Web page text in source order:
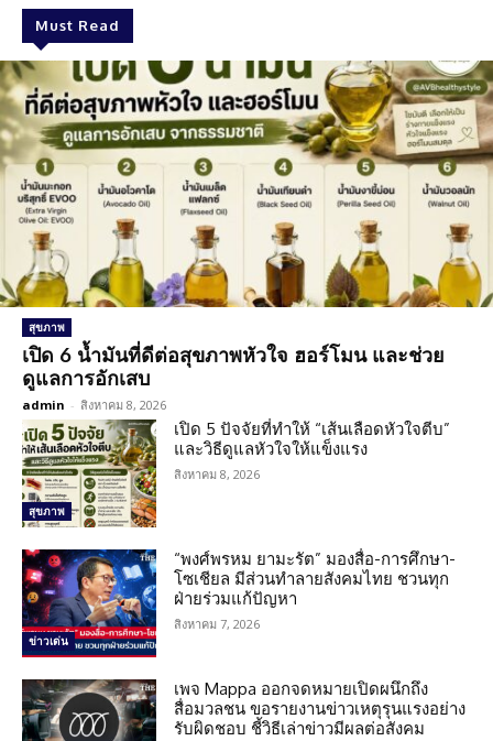
Must Read
สุขภาพ
เปิด 6 น้ำมันที่ดีต่อสุขภาพหัวใจ ฮอร์โมน และช่วย
ดูแลการอักเสบ
admin - สิงหาคม 8, 2026
สุขภาพ
เปิด 5 ปัจจัยที่ทำให้ “เส้นเลือดหัวใจตีบ”
และวิธีดูแลหัวใจให้แข็งแรง
สิงหาคม 8, 2026
ข่าวเด่น
“พงศ์พรหม ยามะรัต” มองสื่อ-การศึกษา-
โซเชียล มีส่วนทำลายสังคมไทย ชวนทุก
ฝ่ายร่วมแก้ปัญหา
สิงหาคม 7, 2026
เพจ Mappa ออกจดหมายเปิดผนึกถึง
สื่อมวลชน ขอรายงานข่าวเหตุรุนแรงอย่าง
รับผิดชอบ ชี้วิธีเล่าข่าวมีผลต่อสังคม